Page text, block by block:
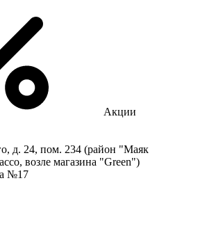
Акции
д. 24, пом. 234 (район "Маяк
возле магазина "Green")
№17